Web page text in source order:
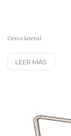
Cerco lateral
LEER MÁS